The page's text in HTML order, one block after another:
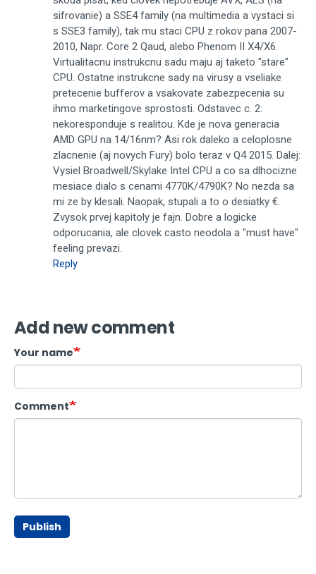
sifrovanie) a SSE4 family (na multimedia a vystaci si
s SSE3 family), tak mu staci CPU z rokov pana 2007-
2010, Napr. Core 2 Qaud, alebo Phenom II X4/X6.
Virtualitacnu instrukcnu sadu maju aj taketo "stare"
CPU. Ostatne instrukcne sady na virusy a vseliake
pretecenie bufferov a vsakovate zabezpecenia su
ihmo marketingove sprostosti. Odstavec c. 2:
nekoresponduje s realitou. Kde je nova generacia
AMD GPU na 14/16nm? Asi rok daleko a celoplosne
zlacnenie (aj novych Fury) bolo teraz v Q4 2015. Dalej:
Vysiel Broadwell/Skylake Intel CPU a co sa dlhocizne
mesiace dialo s cenami 4770K/4790K? No nezda sa
mi ze by klesali. Naopak, stupali a to o desiatky €.
Zvysok prvej kapitoly je fajn. Dobre a logicke
odporucania, ale clovek casto neodola a "must have"
feeling prevazi.
Reply
Add new comment
Your name
Comment
Publish